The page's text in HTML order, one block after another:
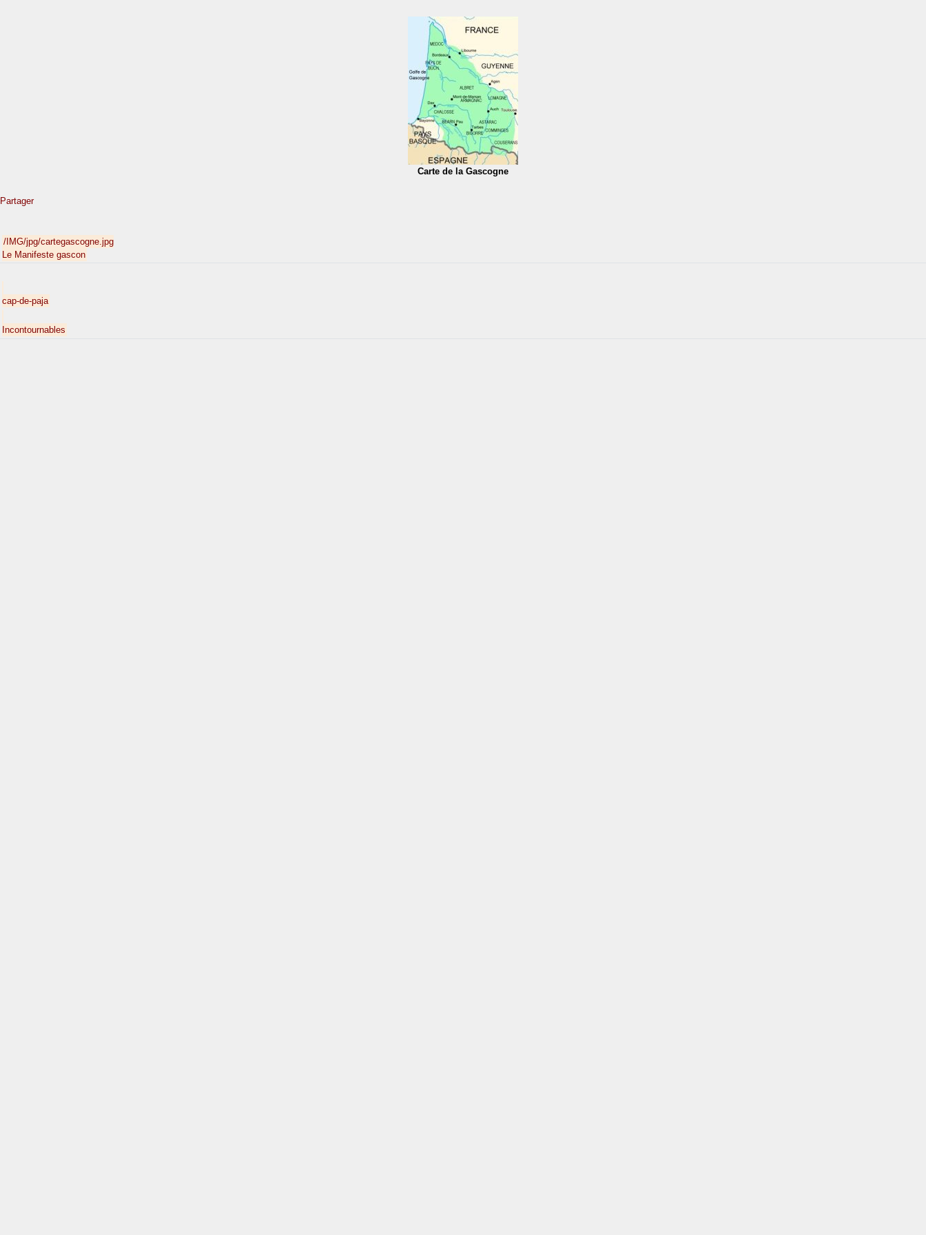
Carte de la Gascogne
Partager
/IMG/jpg/cartegascogne.jpg
Le Manifeste gascon
cap-de-paja
Incontournables